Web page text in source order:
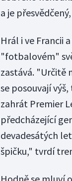
a je
Hrál i ve Francii
"fotbalovém"
zastává. "Určitě
se posouvají
zahrát Premier
předcházející
devadesátých
špičku," tvrdí